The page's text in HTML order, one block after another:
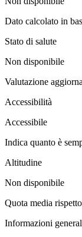
Dato calcolato in
Stato di salute
Non disponibile
Valutazione
Accessibilità
Accessibile
Indica quanto è
Altitudine
Non disponibile
Quota media
Informazioni